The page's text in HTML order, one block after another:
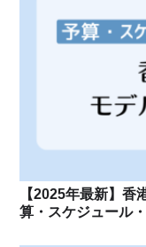
【2025年最新】
算・スケジュール